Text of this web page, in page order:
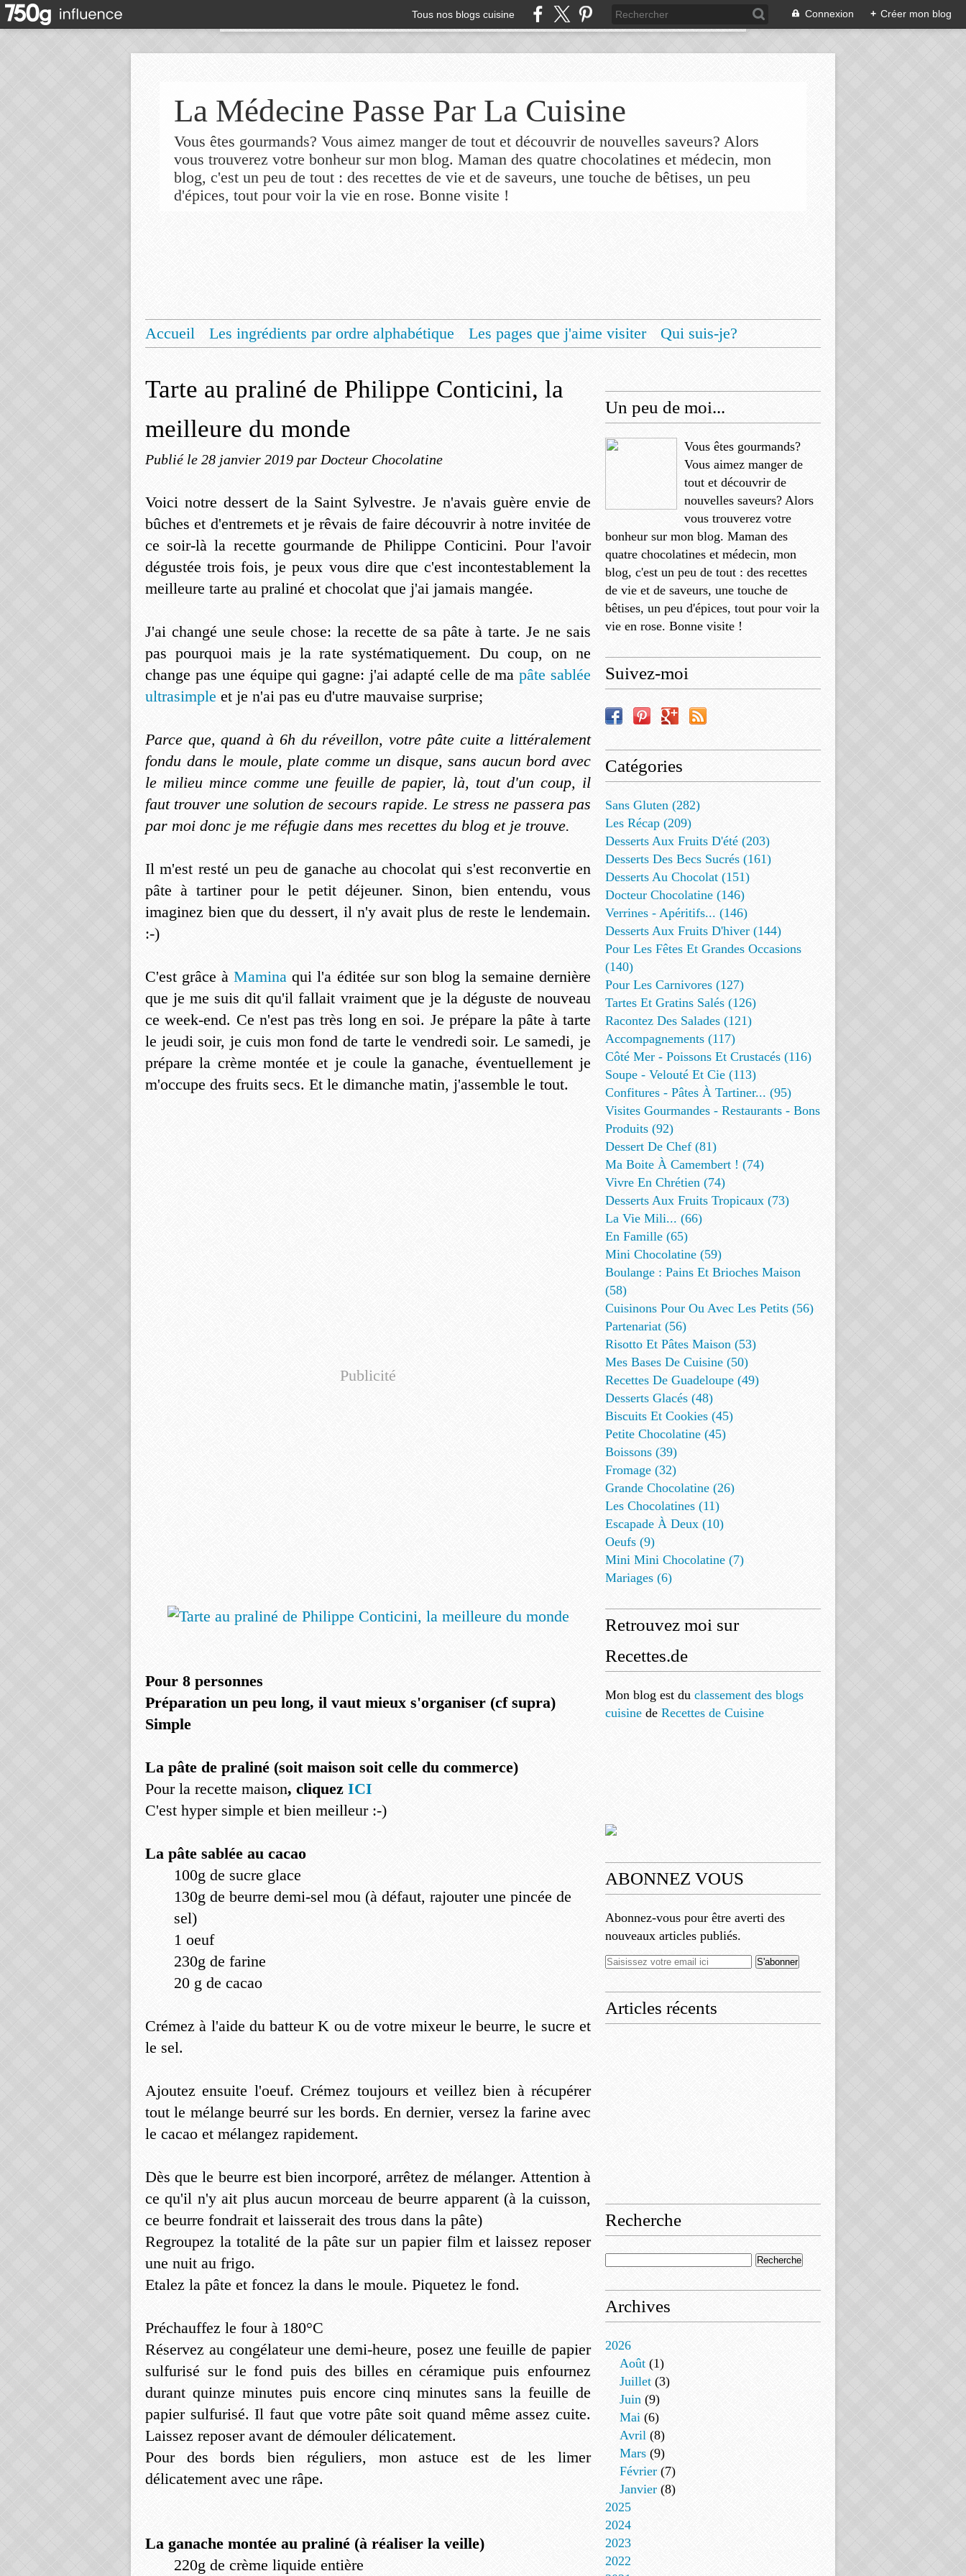
Tous nos blogs cuisine Connexion + Créer mon blog
La Médecine Passe Par La Cuisine
Vous êtes gourmands? Vous aimez manger de tout et découvrir de nouvelles saveurs? Alors
vous trouverez votre bonheur sur mon blog. Maman des quatre chocolatines et médecin, mon
blog, c'est un peu de tout : des recettes de vie et de saveurs, une touche de bêtises, un peu
d'épices, tout pour voir la vie en rose. Bonne visite !
Accueil Les ingrédients par ordre alphabétique Les pages que j'aime visiter
Qui suis-je?
Tarte au praliné de Philippe Conticini, la
meilleure du monde
Publié le 28 janvier 2019 par Docteur Chocolatine
Voici notre dessert de la Saint Sylvestre. Je n'avais guère envie de
bûches et d'entremets et je rêvais de faire découvrir à notre invitée de
ce soir-là la recette gourmande de Philippe Conticini. Pour l'avoir
dégustée trois fois, je peux vous dire que c'est incontestablement la
meilleure tarte au praliné et chocolat que j'ai jamais mangée.
J'ai changé une seule chose: la recette de sa pâte à tarte. Je ne sais
pas pourquoi mais je la rate systématiquement. Du coup, on ne
change pas une équipe qui gagne: j'ai adapté celle de mapâte sablée
ultrasimple et je n'ai pas eu d'utre mauvaise surprise;
Parce que, quand à 6h du réveillon, votre pâte cuite a littéralement
fondu dans le moule, plate comme un disque, sans aucun bord avec
le milieu mince comme une feuille de papier, là, tout d'un coup, il
faut trouver une solution de secours rapide. Le stress ne passera pas
par moi donc je me réfugie dans mes recettes du blog et je trouve.
Il m'est resté un peu de ganache au chocolat qui s'est reconvertie en
pâte à tartiner pour le petit déjeuner. Sinon, bien entendu, vous
imaginez bien que du dessert, il n'y avait plus de reste le lendemain.
:-)
C'est grâce à Mamina qui l'a éditée sur son blog la semaine dernière
que je me suis dit qu'il fallait vraiment que je la déguste de nouveau
ce week-end. Ce n'est pas très long en soi. Je prépare la pâte à tarte
le jeudi soir, je cuis mon fond de tarte le vendredi soir. Le samedi, je
prépare la crème montée et je coule la ganache, éventuellement je
m'occupe des fruits secs. Et le dimanche matin, j'assemble le tout.
Publicité
Pour 8 personnes
Préparation un peu long, il vaut mieux s'organiser (cf supra)
Simple
La pâte de praliné (soit maison soit celle du commerce)
Pour la recette maison, cliquez ICI
C'est hyper simple et bien meilleur :-)
La pâte sablée au cacao
100g de sucre glace
130g de beurre demi-sel mou (à défaut, rajouter une pincée de
sel)
1 oeuf
230g de farine
20 g de cacao
Crémez à l'aide du batteur K ou de votre mixeur le beurre, le sucre et
le sel.
Ajoutez ensuite l'oeuf. Crémez toujours et veillez bien à récupérer
tout le mélange beurré sur les bords. En dernier, versez la farine avec
le cacao et mélangez rapidement.
Dès que le beurre est bien incorporé, arrêtez de mélanger. Attention à
ce qu'il n'y ait plus aucun morceau de beurre apparent (à la cuisson,
ce beurre fondrait et laisserait des trous dans la pâte)
Regroupez la totalité de la pâte sur un papier film et laissez reposer
une nuit au frigo.
Etalez la pâte et foncez la dans le moule. Piquetez le fond.
Préchauffez le four à 180°C
Réservez au congélateur une demi-heure, posez une feuille de papier
sulfurisé sur le fond puis des billes en céramique puis enfournez
durant quinze minutes puis encore cinq minutes sans la feuille de
papier sulfurisé. Il faut que votre pâte soit quand même assez cuite.
Laissez reposer avant de démouler délicatement.
Pour des bords bien réguliers, mon astuce est de les limer
délicatement avec une râpe.
La ganache montée au praliné (à réaliser la veille)
220g de crème liquide entière
Un peu de moi...
Vous êtes gourmands?
Vous aimez manger de
tout et découvrir de
nouvelles saveurs? Alors
vous trouverez votre
bonheur sur mon blog. Maman des
quatre chocolatines et médecin, mon
blog, c'est un peu de tout : des recettes
de vie et de saveurs, une touche de
bêtises, un peu d'épices, tout pour voir la
vie en rose. Bonne visite !
Suivez-moi
Catégories
Sans Gluten (282)
Les Récap (209)
Desserts Aux Fruits D'été (203)
Desserts Des Becs Sucrés (161)
Desserts Au Chocolat (151)
Docteur Chocolatine (146)
Verrines - Apéritifs... (146)
Desserts Aux Fruits D'hiver (144)
Pour Les Fêtes Et Grandes Occasions
(140)
Pour Les Carnivores (127)
Tartes Et Gratins Salés (126)
Racontez Des Salades (121)
Accompagnements (117)
Côté Mer - Poissons Et Crustacés (116)
Soupe - Velouté Et Cie (113)
Confitures - Pâtes À Tartiner... (95)
Visites Gourmandes - Restaurants - Bons
Produits (92)
Dessert De Chef (81)
Ma Boite À Camembert ! (74)
Vivre En Chrétien (74)
Desserts Aux Fruits Tropicaux (73)
La Vie Mili... (66)
En Famille (65)
Mini Chocolatine (59)
Boulange : Pains Et Brioches Maison
(58)
Cuisinons Pour Ou Avec Les Petits (56)
Partenariat (56)
Risotto Et Pâtes Maison (53)
Mes Bases De Cuisine (50)
Recettes De Guadeloupe (49)
Desserts Glacés (48)
Biscuits Et Cookies (45)
Petite Chocolatine (45)
Boissons (39)
Fromage (32)
Grande Chocolatine (26)
Les Chocolatines (11)
Escapade À Deux (10)
Oeufs (9)
Mini Mini Chocolatine (7)
Mariages (6)
Retrouvez moi sur
Recettes.de
Mon blog est du classement des blogs
cuisine de Recettes de Cuisine
ABONNEZ VOUS
Abonnez-vous pour être averti des
nouveaux articles publiés.
Articles récents
Recherche
Archives
2026
Août (1)
Juillet (3)
Juin (9)
Mai (6)
Avril (8)
Mars (9)
Février (7)
Janvier (8)
2025
2024
2023
2022